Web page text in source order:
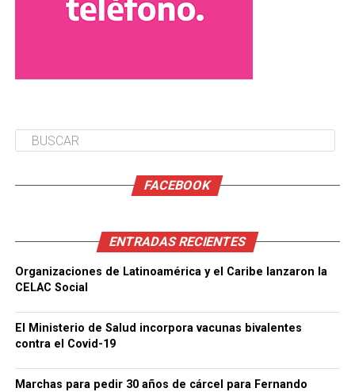
FACEBOOK
ENTRADAS RECIENTES
Organizaciones de Latinoamérica y el Caribe lanzaron la
CELAC Social
El Ministerio de Salud incorpora vacunas bivalentes
contra el Covid-19
Marchas para pedir 30 años de cárcel para Fernando